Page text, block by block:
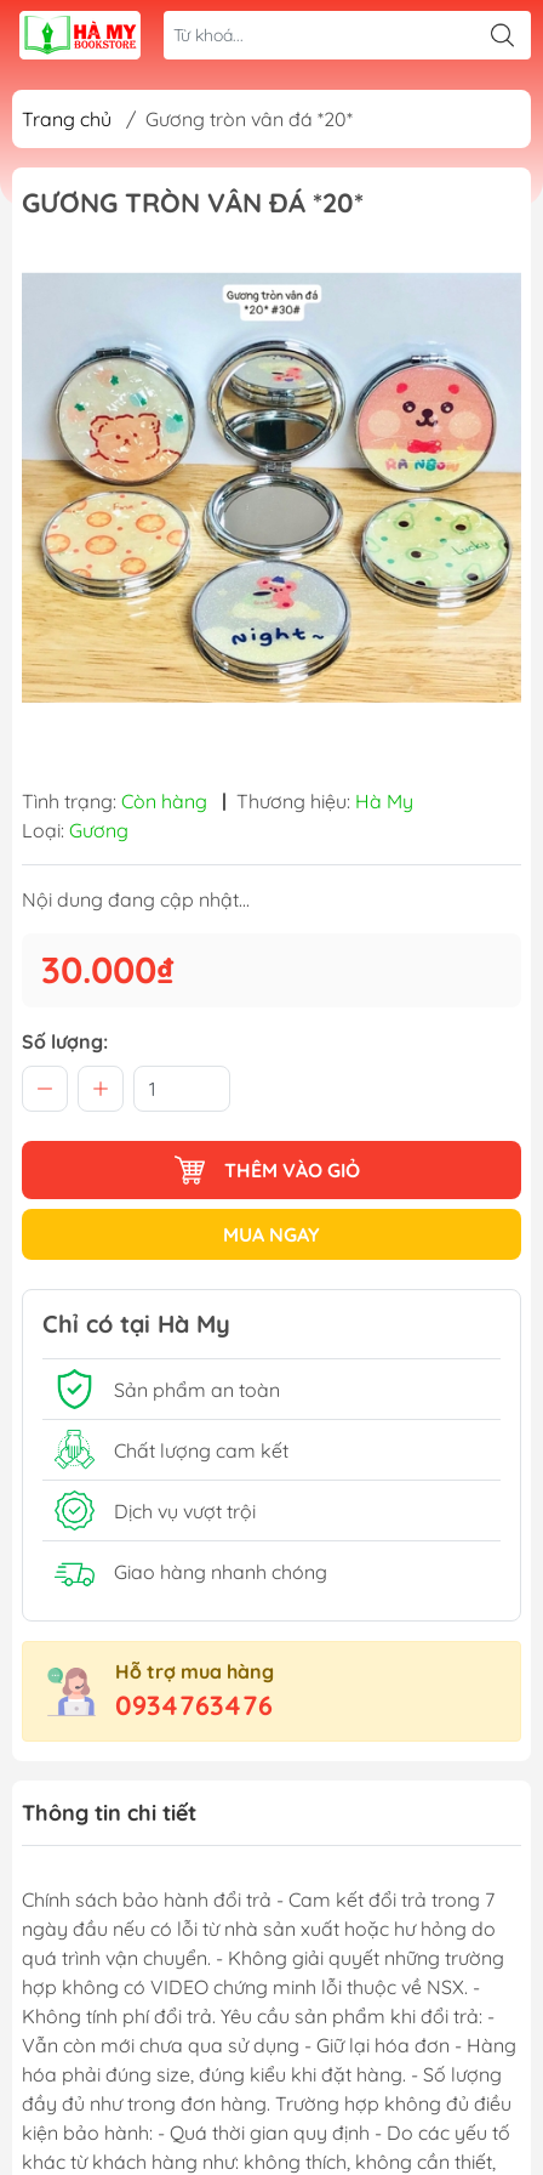
Trang chủ / Gương tròn vân đá *20*
GƯƠNG TRÒN VÂN ĐÁ *20*
Tình trạng: Còn hàng | Thương hiệu: Hà My
Loại: Gương
Nội dung đang cập nhật...
30.000₫
Số lượng:
THÊM VÀO GIỎ
MUA NGAY
Chỉ có tại Hà My
Sản phẩm an toàn
Chất lượng cam kết
Dịch vụ vượt trội
Giao hàng nhanh chóng
Hỗ trợ mua hàng
0934763476
Thông tin chi tiết
Chính sách bảo hành đổi trả - Cam kết đổi trả trong 7
ngày đầu nếu có lỗi từ nhà sản xuất hoặc hư hỏng do
quá trình vận chuyển. - Không giải quyết những trường
hợp không có VIDEO chứng minh lỗi thuộc về NSX. -
Không tính phí đổi trả. Yêu cầu sản phẩm khi đổi trả: -
Vẫn còn mới chưa qua sử dụng - Giữ lại hóa đơn - Hàng
hóa phải đúng size, đúng kiểu khi đặt hàng. - Số lượng
đầy đủ như trong đơn hàng. Trường hợp không đủ điều
kiện bảo hành: - Quá thời gian quy định - Do các yếu tố
khác từ khách hàng như: không thích, không cần thiết,